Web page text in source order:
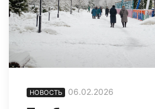
НОВОСТЬ 06.02.2026